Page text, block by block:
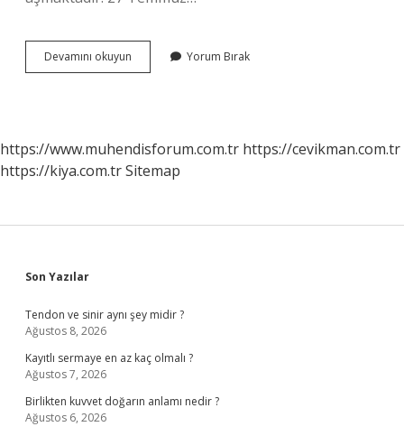
Devamını okuyun
Güney
Yorum Bırak
https://www.muhendisforum.com.tr https://cevikman.com.tr
https://kiya.com.trSitemap
Sidebar
Son Yazılar
Tendon ve sinir aynı şey midir ?
Ağustos 8, 2026
Kayıtlı sermaye en az kaç olmalı ?
Ağustos 7, 2026
Birlikten kuvvet doğarın anlamı nedir ?
Ağustos 6, 2026